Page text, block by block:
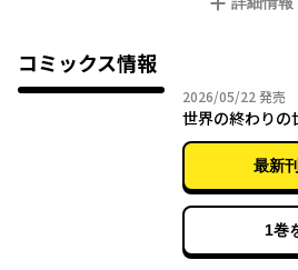
コミックス情報
2026/05/22 2026
発売
世界の終わり
最新
1巻